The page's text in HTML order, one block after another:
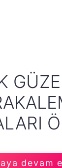
devam